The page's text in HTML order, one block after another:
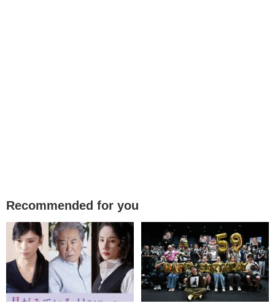
Recommended for you